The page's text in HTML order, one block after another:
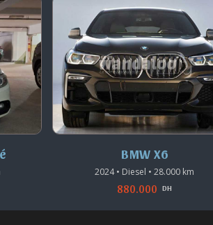
BMW Série 2 Gran Coupé
2021 • Diesel • 60.000 km
275.000 DH